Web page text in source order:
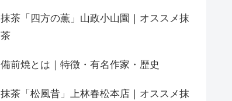
抹茶「四方の薫」山政小山園｜オススメ抹
茶
備前焼とは｜特徴・有名作家・歴史
抹茶「松風昔」上林春松本店｜オススメ抹